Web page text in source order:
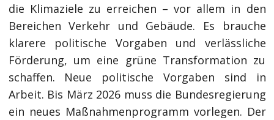
die Klimaziele zu erreichen – vor allem in den
Bereichen Verkehr und Gebäude. Es brauche
klarere politische Vorgaben und verlässliche
Förderung, um eine grüne Transformation zu
schaffen. Neue politische Vorgaben sind in
Arbeit. Bis März 2026 muss die Bundesregierung
ein neues Maßnahmenprogramm vorlegen. Der